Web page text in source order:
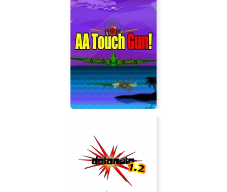
Agatha Christie - Murder on the
Orient Express